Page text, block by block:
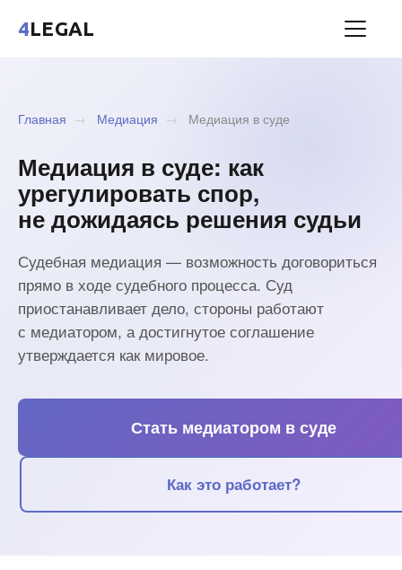
4LEGAL
Главная → Медиация → Медиация в суде
Медиация в суде: как
урегулировать спор,
не дожидаясь решения судьи
Судебная медиация — возможность договориться
прямо в ходе судебного процесса. Суд
приостанавливает дело, стороны работают
с медиатором, а достигнутое соглашение
утверждается как мировое.
Стать медиатором в суде
Как это работает?